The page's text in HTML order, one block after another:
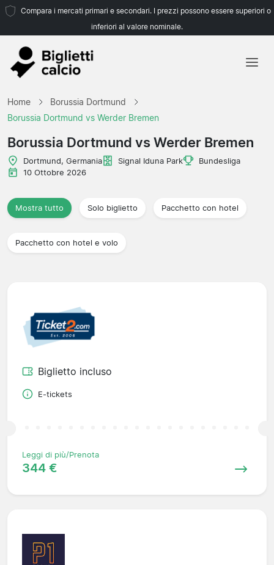
Compara i mercati primari e secondari. I prezzi possono essere superiori o
inferiori al valore nominale.
Squadre
Campionati
Agenzie di viaggio
Home
Borussia Dortmund
Borussia Dortmund vs Werder Bremen
Borussia Dortmund vs Werder Bremen
Dortmund, Germania Signal Iduna Park
Bundesliga
10 Ottobre 2026
Mostra tutto Solo biglietto Pacchetto con hotel
Pacchetto con hotel e volo
Biglietto incluso
E-tickets
Leggi di più/Prenota
344 €